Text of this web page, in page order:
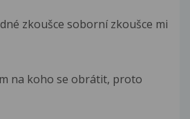
zkoušce soborní zkoušce mi
na koho se obrátit, proto